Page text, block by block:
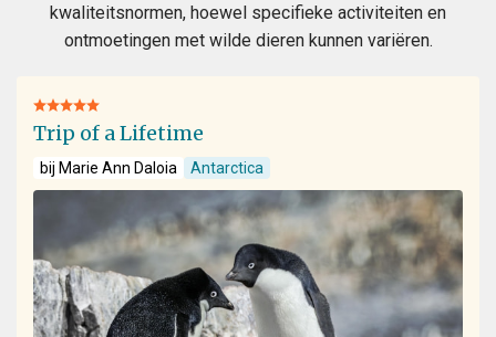
kwaliteitsnormen, hoewel specifieke activiteiten en
ontmoetingen met wilde dieren kunnen variëren.
Trip of a Lifetime
bij Marie Ann Daloia Antarctica